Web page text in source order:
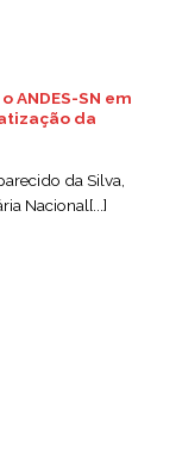
ANDES-SN em
da
da Silva,
Nacional[...]